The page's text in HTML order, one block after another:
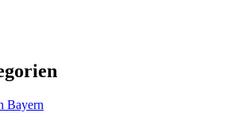
Bayern